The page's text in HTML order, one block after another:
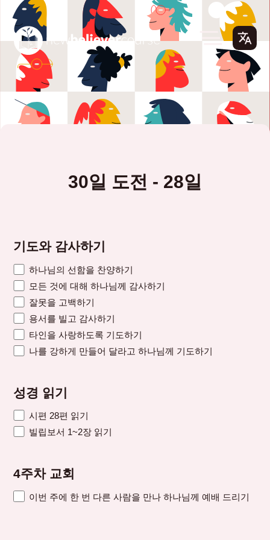
30일 도전 - 28일
기도와 감사하기
하나님의 선함을 찬양하기
모든 것에 대해 하나님께 감사하기
잘못을 고백하기
용서를 빌고 감사하기
타인을 사랑하도록 기도하기
나를 강하게 만들어 달라고 하나님께 기도하기
성경 읽기
시편 28편 읽기
빌립보서 1~2장 읽기
4주차 교회
이번 주에 한 번 다른 사람을 만나 하나님께 예배 드리기